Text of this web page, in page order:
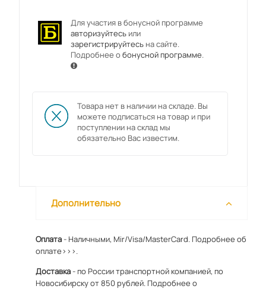
Для участия в бонусной программе
авторизуйтесьили
зарегистрируйтесьна сайте.
Подробнее обонусной программе.
Товара нет в наличии на складе. Вы
можете подписаться на товар и при
поступлении на склад мы
обязательно Вас известим.
Дополнительно
Оплата- Наличными, Mir/Visa/MasterCard. Подробнее об
оплате>>>.
Доставка- по России транспортной компанией, по
Новосибирску от 850 рублей. Подробнее о